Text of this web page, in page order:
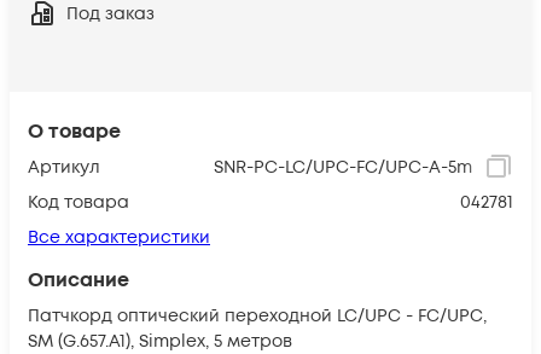
О товаре
Артикул
SNR-PC-LC/UPC-FC/UPC-A-5m
Код товара
042781
Все характеристики
Описание
Патчкорд оптический переходной LC/UPC - FC/UPC,
SM (G.657.A1), Simplex, 5 метров
Под заказ